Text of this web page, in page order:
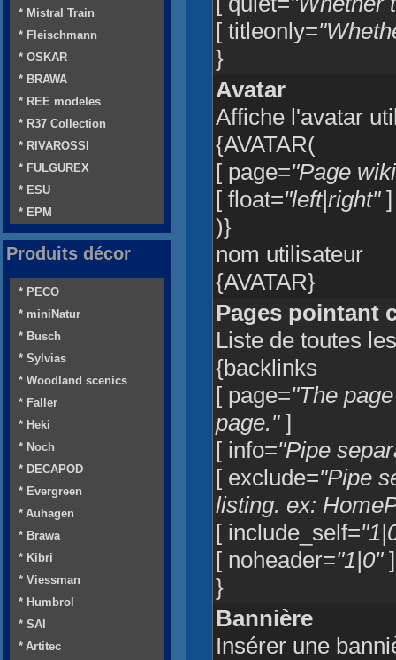
[ titleonly=
}
Avatar
Affiche l'avatar
{AVATAR(
[ page="Page
[ float="left|right"]
)}
nom utilisateur
{AVATAR}
Pages pointant
Liste de toutes
{backlinks
[ page="The
page."]
[ info="Pipe
[ exclude="Pipe
listing. ex:
[ include_self=
[ noheader="1|0"]
}
Bannière
Insérer une
* Mistral Train
* Fleischmann
* OSKAR
* BRAWA
* REE modeles
* R37 Collection
* RIVAROSSI
* FULGUREX
* ESU
* EPM
Produits décor
* PECO
* miniNatur
* Busch
* Sylvias
* Woodland scenics
* Faller
* Heki
* Noch
* DECAPOD
* Evergreen
* Auhagen
* Brawa
* Kibri
* Viessman
* Humbrol
* SAI
* Artitec